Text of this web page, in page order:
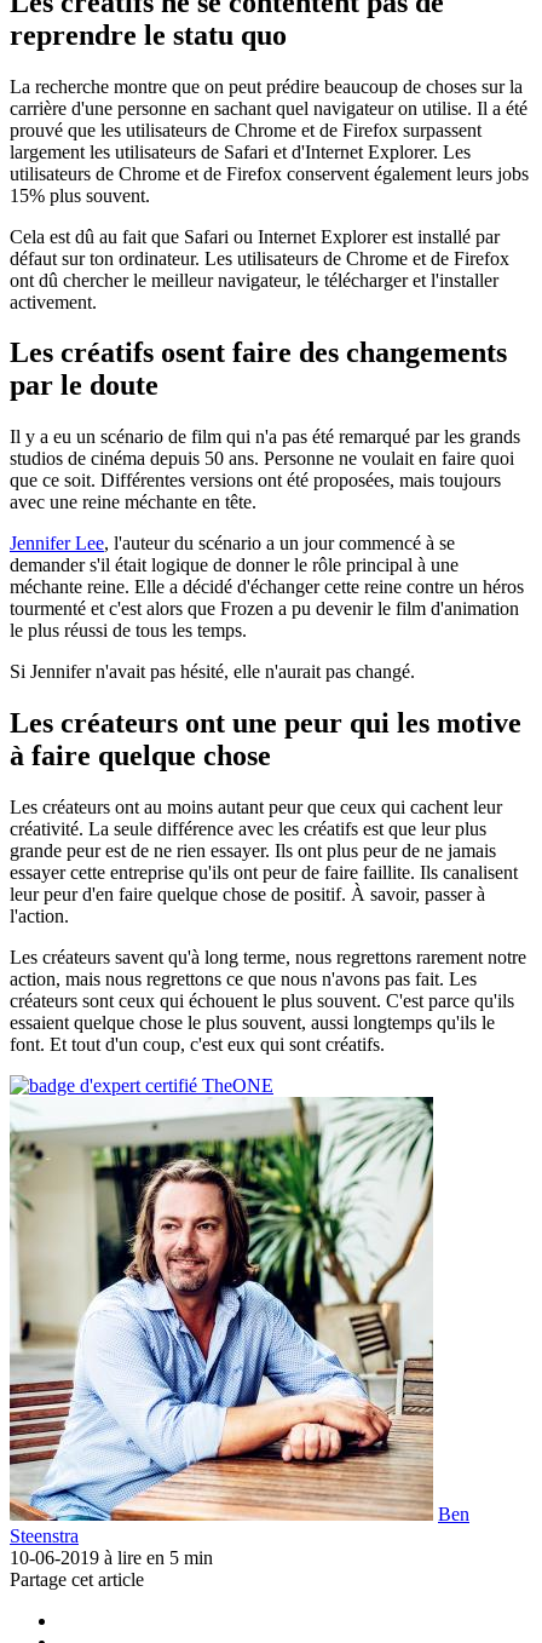
reprendre le statu quo
La recherche montre que on peut prédire beaucoup de choses sur la
carrière d'une personne en sachant quel navigateur on utilise. Il a été
prouvé que les utilisateurs de Chrome et de Firefox surpassent
largement les utilisateurs de Safari et d'Internet Explorer. Les
utilisateurs de Chrome et de Firefox conservent également leurs jobs
15% plus souvent.
Cela est dû au fait que Safari ou Internet Explorer est installé par
défaut sur ton ordinateur. Les utilisateurs de Chrome et de Firefox
ont dû chercher le meilleur navigateur, le télécharger et l'installer
activement.
Les créatifs osent faire des changements
par le doute
Il y a eu un scénario de film qui n'a pas été remarqué par les grands
studios de cinéma depuis 50 ans. Personne ne voulait en faire quoi
que ce soit. Différentes versions ont été proposées, mais toujours
avec une reine méchante en tête.
Jennifer Lee, l'auteur du scénario a un jour commencé à se
demander s'il était logique de donner le rôle principal à une
méchante reine. Elle a décidé d'échanger cette reine contre un héros
tourmenté et c'est alors que Frozen a pu devenir le film d'animation
le plus réussi de tous les temps.
Si Jennifer n'avait pas hésité, elle n'aurait pas changé.
Les créateurs ont une peur qui les motive
à faire quelque chose
Les créateurs ont au moins autant peur que ceux qui cachent leur
créativité. La seule différence avec les créatifs est que leur plus
grande peur est de ne rien essayer. Ils ont plus peur de ne jamais
essayer cette entreprise qu'ils ont peur de faire faillite. Ils canalisent
leur peur d'en faire quelque chose de positif. À savoir, passer à
l'action.
Les créateurs savent qu'à long terme, nous regrettons rarement notre
action, mais nous regrettons ce que nous n'avons pas fait. Les
créateurs sont ceux qui échouent le plus souvent. C'est parce qu'ils
essaient quelque chose le plus souvent, aussi longtemps qu'ils le
font. Et tout d'un coup, c'est eux qui sont créatifs.
Ben
Steenstra
10-06-2019 à lire en 5 min
Partage cet article